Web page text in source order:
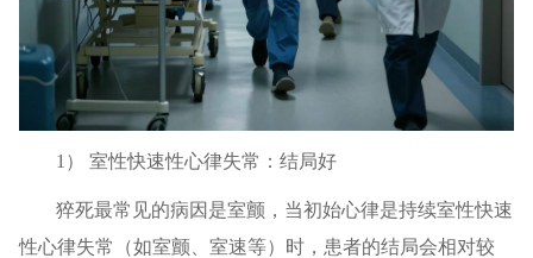
1） 室性快速性心律失常：结局好
猝死最常见的病因是室颤，当初始心律是持续室性快速
性心律失常（如室颤、室速等）时，患者的结局会相对较